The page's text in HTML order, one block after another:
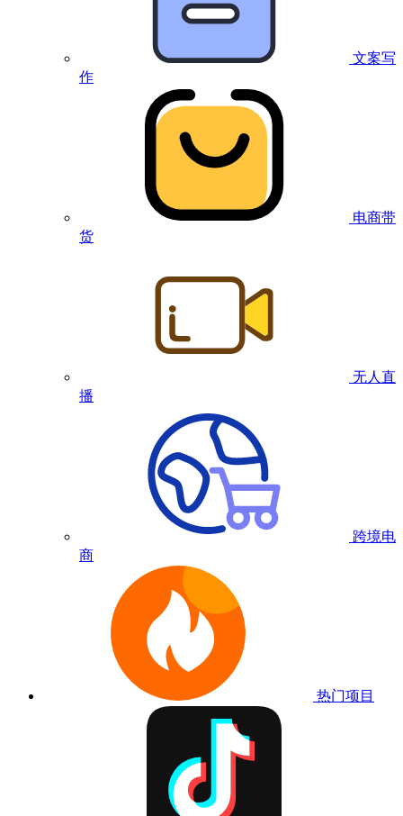
文案写
作
电商带
货
无人直
播
跨境电
商
热门项目